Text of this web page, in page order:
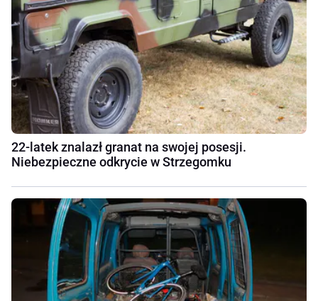
22-latek znalazł granat na swojej posesji.
Niebezpieczne odkrycie w Strzegomku